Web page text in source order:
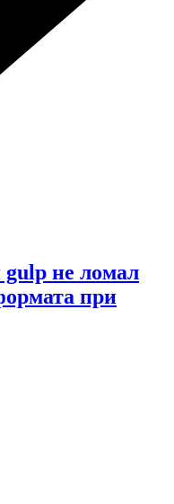
не ломал
при